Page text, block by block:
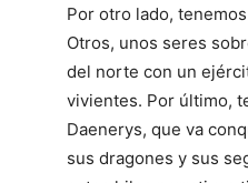
Por otro lado,
Otros, unos seres
del norte con un
vivientes. Por último,
Daenerys, que va
sus dragones y sus